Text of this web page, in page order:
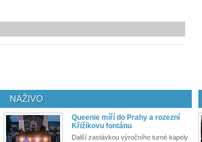
NAŽIVO
Queenie míří do Prahy a rozezní
Křižíkovu fontánu
Další zastávkou výročního turné kapely